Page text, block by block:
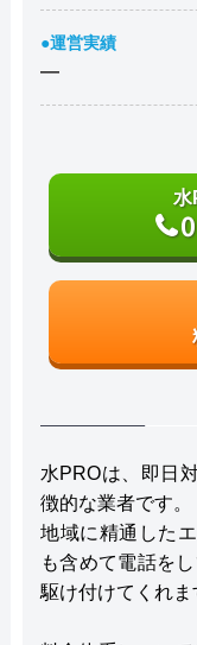
●運営実績
―
水
水PROは、即日
徴的な業者です。
地域に精通した
も含めて電話を
駆け付けてくれま